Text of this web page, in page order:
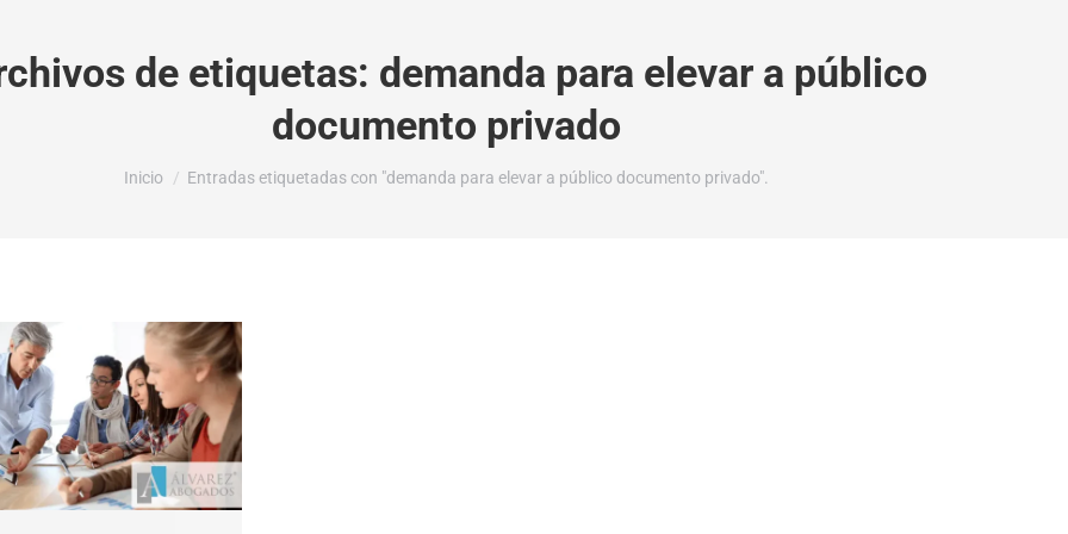
de etiquetas: demanda para elevar a público
documento privado
Estás aquí:
Inicio Entradas etiquetadas con "demanda para elevar a público documento privado".